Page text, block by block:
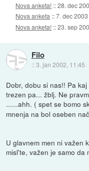
Nova anketa! ::28. dec
Nova anketa ::7. dec 2003
Nova anketa! ::23. sep
Filo
::3. jan 2002, 11:45
Dobr, dobu si nas!! Pa
trezen pa... žblj. Ne
......ahh. ( spet se bomo
mnenja na bol oseben
U glavnem men ni važen
misl'te, važen je samo da